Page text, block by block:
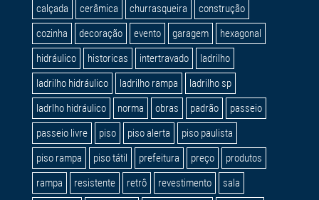
calçada
cerâmica churrasqueira
construção
cozinha
decoração evento garagem
hexagonal
hidráulico
historicas intertravado
ladrilho
ladrilho hidráulico
ladrilho rampa
ladrilho sp
ladrlho hidráulico
norma obras padrão
passeio
passeio livre
piso piso alerta
piso paulista
piso rampa
piso tátil prefeitura preço
produtos
rampa
resistente retrô revestimento
sala